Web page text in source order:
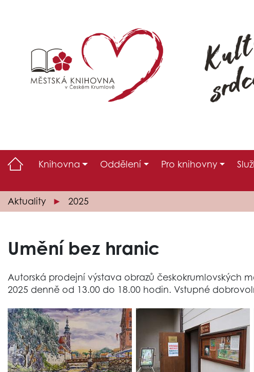
Knihovna Oddělení Pro knihovny
Aktuality 2025
Umění bez hranic
Autorská prodejní výstava obrazů českokrumlovských
2025 denně od 13.00 do 18.00 hodin. Vstupné